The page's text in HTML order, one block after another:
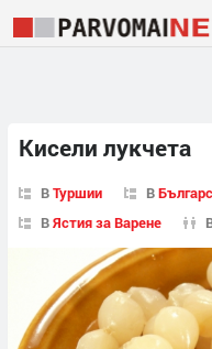
Кисели лукчета
ВТуршии В
ВЯстия за Варене